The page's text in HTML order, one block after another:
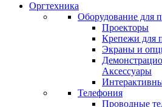
Оргтехника
Оборудование для
Проекторы
Крепежи для
Экраны и
Аксессуары
Телефония
Проводные